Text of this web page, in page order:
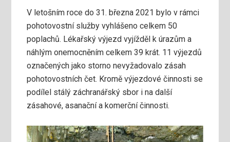
V letošním roce do 31. března 2021 bylo v rámci
pohotovostní služby vyhlášeno celkem 50
poplachů. Lékařský výjezd vyjížděl k úrazům a
náhlým onemocněním celkem 39 krát. 11 výjezdů
označených jako storno nevyžadovalo zásah
pohotovostních čet. Kromě výjezdové činnosti se
podílel stálý záchranářský sbor i na další
zásahové, asanační a komerční činnosti.